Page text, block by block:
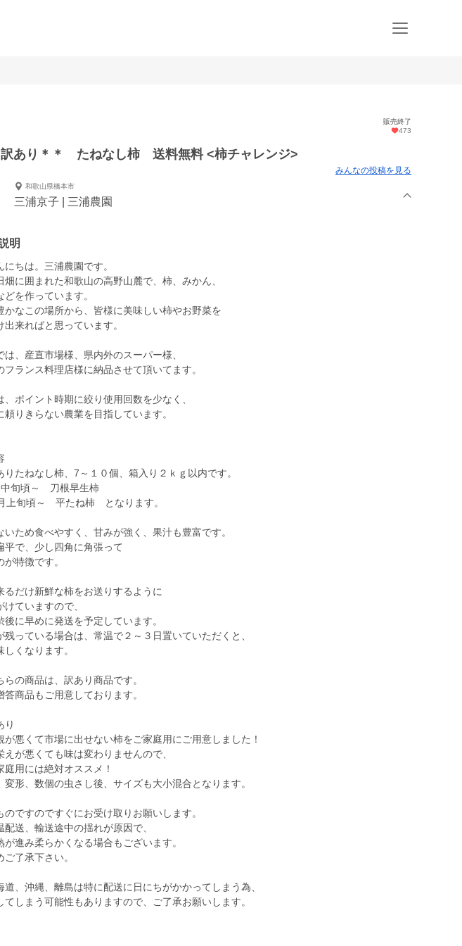
販売終了
473
訳あり＊＊ たねなし柿 送料無料 <柿チャレンジ>
みんなの投稿を見る
和歌山県橋本市
三浦京子 | 三浦農園
明
ちは。三浦農園です。
畑に囲まれた和歌山の高野山麓で、柿、みかん、
どを作っています。
かなこの場所から、皆様に美味しい柿やお野菜を
出来ればと思っています。
は、産直市場様、県内外のスーパー様、
フランス料理店様に納品させて頂いてます。
、ポイント時期に絞り使用回数を少なく、
頼りきらない農業を目指しています。
たねなし柿、7～１０個、箱入り２ｋｇ以内です。
旬頃～ 刀根早生柿
上旬頃～ 平たね柿 となります。
いため食べやすく、甘みが強く、果汁も豊富です。
平で、少し四角に角張って
が特徴です。
だけ新鮮な柿をお送りするように
ていますので、
に早めに発送を予定しています。
っている場合は、常温で２～３日置いていただくと、
くなります。
らの商品は、訳あり商品です。
品もご用意しております。
り
悪くて市場に出せない柿をご家庭用にご用意しました！
が悪くても味は変わりませんので、
用には絶対オススメ！
形、数個の虫さし後、サイズも大小混合となります。
のですのですぐにお受け取りお願いします。
送、輸送途中の揺れが原因で、
進み柔らかくなる場合もございます。
了承下さい。
道、沖縄、離島は特に配送に日にちがかかってしまう為、
しまう可能性もありますので、ご了承お願いします。